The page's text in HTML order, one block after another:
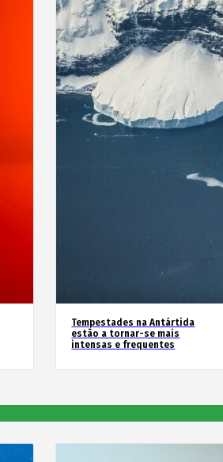
Tempestades na Antártida
estão a tornar-se mais
intensas e frequentes